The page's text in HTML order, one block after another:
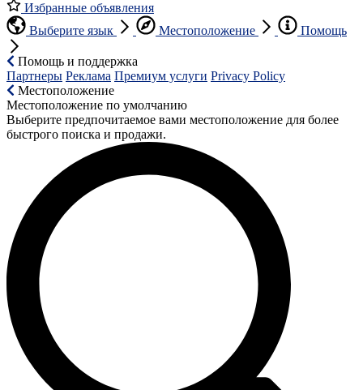
Избранные объявления
Выберите язык
Местоположение Помощь
Помощь и поддержка
Партнеры Реклама Премиум услуги Privacy Policy
Местоположение
Местоположение по умолчанию
Выберите предпочитаемое вами местоположение для более
быстрого поиска и продажи.